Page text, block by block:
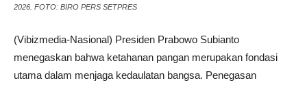
2026. FOTO: BIRO PERS SETPRES
(Vibizmedia-Nasional) Presiden Prabowo Subianto
menegaskan bahwa ketahanan pangan merupakan fondasi
utama dalam menjaga kedaulatan bangsa. Penegasan